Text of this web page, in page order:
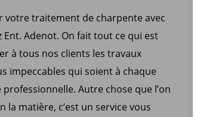
votre traitement de charpente avec
Ent. Adenot. On fait tout ce qui est
à tous nos clients les travaux
impeccables qui soient à chaque
Autre chose que l’on
la matière, c’est un service vous